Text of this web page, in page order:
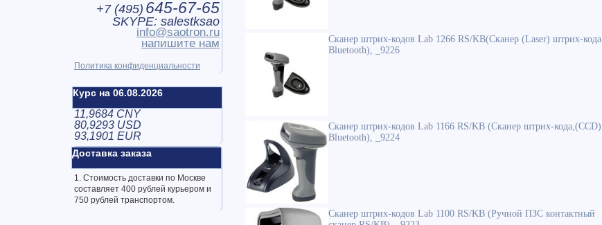
+7 (495) 645-67-65
SKYPE: salestksao
info@saotron.ru
напишите нам
Политика конфиденциальности
Курс на 06.08.2026
11,9684 CNY
80,9293 USD
93,1901 EUR
Доставка заказа
1. Стоимость доставки по Москве
составляет 400 рублей курьером и
750 рублей транспортом.
Сканер штрих-кодов Lab 1266 RS/KB(Сканер (Laser) штрих-кода
Bluetooth), _9226
Сканер штрих-кодов Lab 1166 RS/KB (Сканер штрих-кода,(CCD)
Bluetooth), _9224
Сканер штрих-кодов Lab 1100 RS/KB (Ручной ПЗС контактный